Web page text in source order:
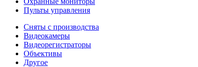
Пульты управления
Сняты с производства
Видеокамеры
Видеорегистраторы
Объективы
Другое